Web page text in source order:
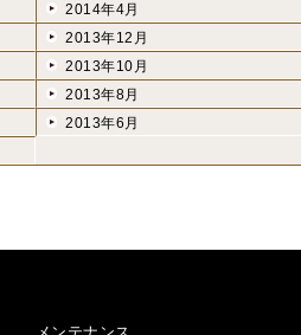
2014年4月
2013年12月
2013年10月
2013年8月
2013年6月